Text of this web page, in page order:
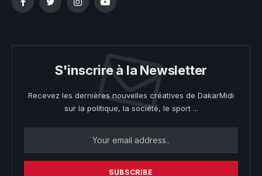
FacebookTwitterInstagramYouTube
S'inscrire à la Newsletter
Recevez les dernières nouvelles créatives de DakarMidi
sur la politique, la société, le sport ...